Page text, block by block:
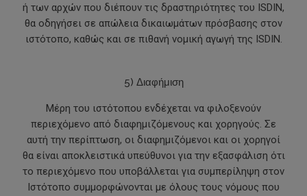
ή των αρχών που διέπουν τις δραστηριότητες του ISDIN,
θα οδηγήσει σε απώλεια δικαιωμάτων πρόσβασης στον
ιστότοπο, καθώς και σε πιθανή νομική αγωγή της ISDIN.
5) Διαφήμιση
Μέρη του ιστότοπου ενδέχεται να φιλοξενούν
περιεχόμενο από διαφημιζόμενους και χορηγούς. Σε
αυτή την περίπτωση, οι διαφημιζόμενοι και οι χορηγοί
θα είναι αποκλειστικά υπεύθυνοι για την εξασφάλιση ότι
το περιεχόμενο που υποβάλλεται για συμπερίληψη στον
Ιστότοπο συμμορφώνονται με όλους τους νόμους που